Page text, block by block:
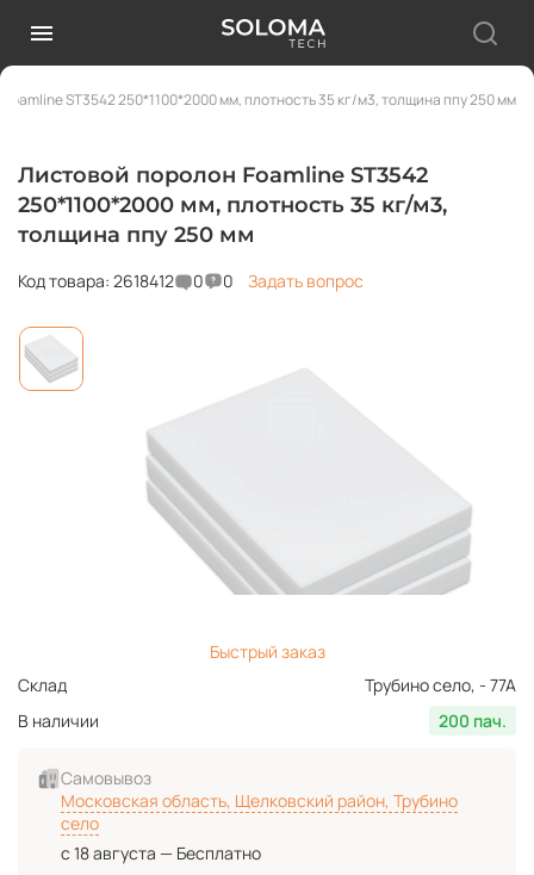
ST3542 250*1100*2000 мм, плотность 35 кг/м3, толщина ппу 250 мм
Листовой поролон Foamline ST3542
250*1100*2000 мм, плотность 35 кг/м3,
толщина ппу 250 мм
Код товара: 2618412 0 0 Задать вопрос
Быстрый заказ
Склад
Трубино село, - 77А
В наличии
200 пач.
Самовывоз
Московская область, Щелковский район, Трубино
село
с 18 августа — Бесплатно